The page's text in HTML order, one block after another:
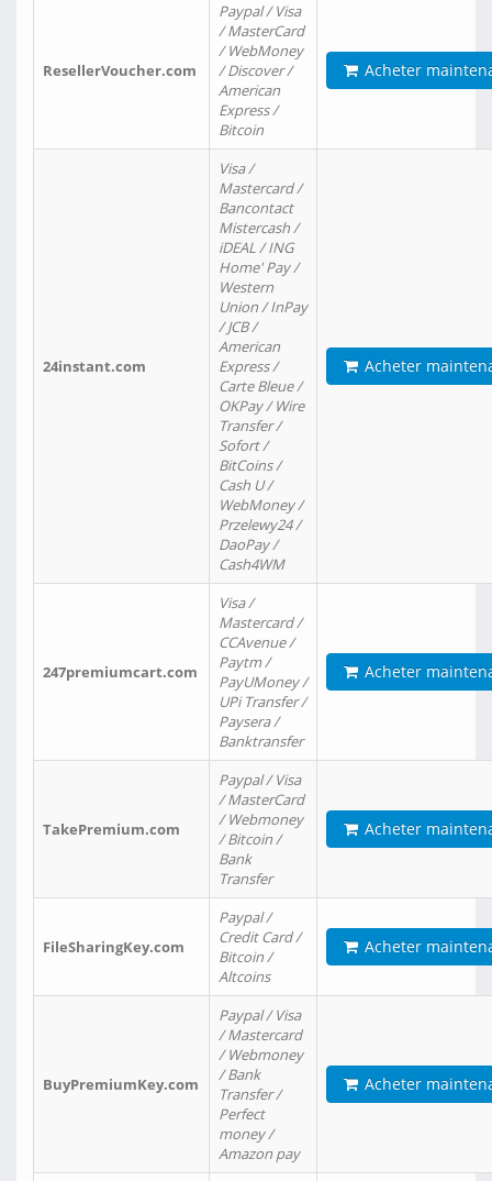
ResellerVoucher.com
Paypal / Visa
/ MasterCard
/ WebMoney
/ Discover /
American
Express /
Bitcoin
Acheter
24instant.com
Visa /
Mastercard /
Bancontact
Mistercash /
iDEAL / ING
Home' Pay /
Western
Union / InPay
/ JCB /
American
Express /
Carte Bleue /
OKPay / Wire
Transfer /
Sofort /
BitCoins /
Cash U /
WebMoney /
Przelewy24 /
DaoPay /
Cash4WM
Acheter
247premiumcart.com
Visa /
Mastercard /
CCAvenue /
Paytm /
PayUMoney /
UPi Transfer /
Paysera /
Banktransfer
Acheter
TakePremium.com
Paypal / Visa
/ MasterCard
/ Webmoney
/ Bitcoin /
Bank
Transfer
Acheter
FileSharingKey.com
Paypal /
Credit Card /
Bitcoin /
Altcoins
Acheter
BuyPremiumKey.com
Paypal / Visa
/ Mastercard
/ Webmoney
/ Bank
Transfer /
Perfect
money /
Amazon pay
Acheter